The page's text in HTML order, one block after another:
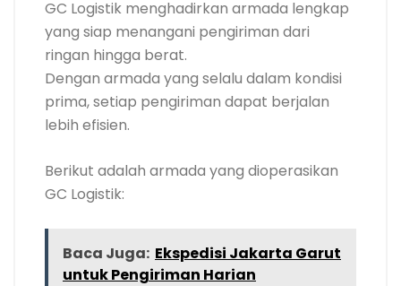
GC Logistik menghadirkan armada lengkap
yang siap menangani pengiriman dari
ringan hingga berat.
Dengan armada yang selalu dalam kondisi
prima, setiap pengiriman dapat berjalan
lebih efisien.
Berikut adalah armada yang dioperasikan
GC Logistik:
Baca Juga: Ekspedisi Jakarta Garut
untuk Pengiriman Harian